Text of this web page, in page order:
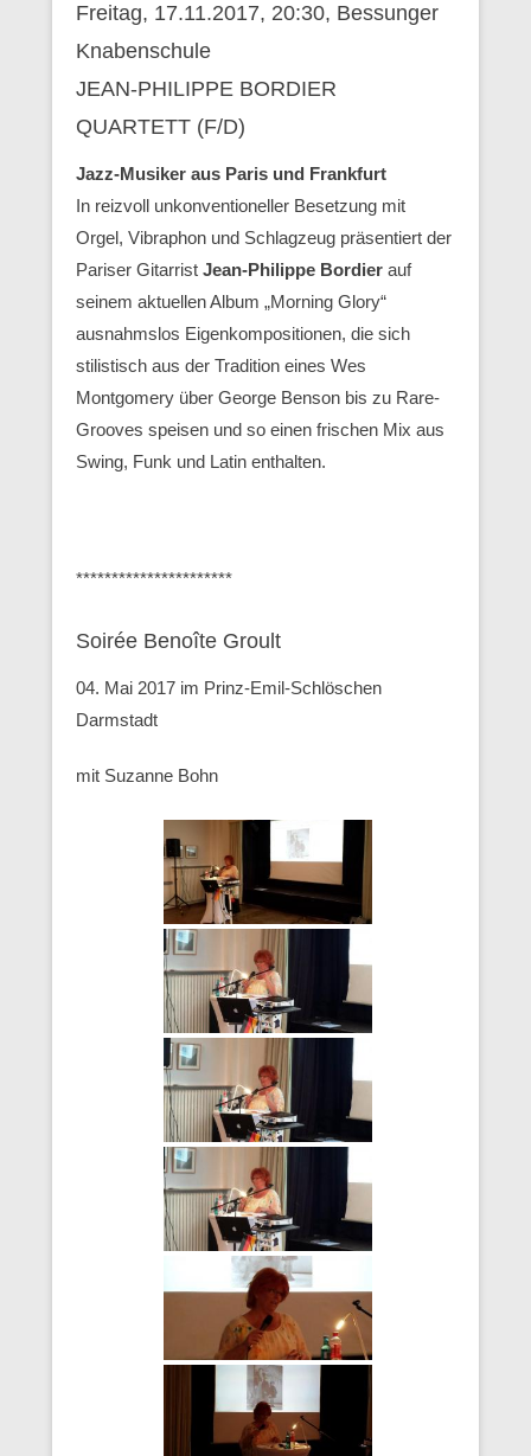
Freitag, 17.11.2017, 20:30, Bessunger
Knabenschule
JEAN-PHILIPPE BORDIER
QUARTETT (F/D)
Jazz-Musiker aus Paris und Frankfurt
In reizvoll unkonventioneller Besetzung mit
Orgel, Vibraphon und Schlagzeug präsentiert der
Pariser Gitarrist Jean-Philippe Bordier auf
seinem aktuellen Album „Morning Glory“
ausnahmslos Eigenkompositionen, die sich
stilistisch aus der Tradition eines Wes
Montgomery über George Benson bis zu Rare-
Grooves speisen und so einen frischen Mix aus
Swing, Funk und Latin enthalten.
**********************
Soirée Benoîte Groult
04. Mai 2017 im Prinz-Emil-Schlöschen
Darmstadt
mit Suzanne Bohn